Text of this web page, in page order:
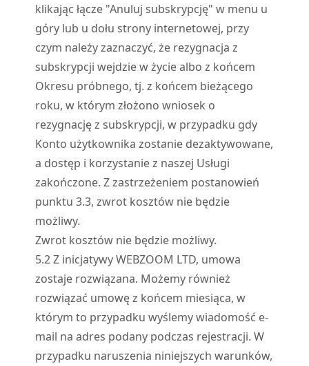
klikając łącze "Anuluj subskrypcję" w menu u
góry lub u dołu strony internetowej, przy
czym należy zaznaczyć, że rezygnacja z
subskrypcji wejdzie w życie albo z końcem
Okresu próbnego, tj. z końcem bieżącego
roku, w którym złożono wniosek o
rezygnację z subskrypcji, w przypadku gdy
Konto użytkownika zostanie dezaktywowane,
a dostęp i korzystanie z naszej Usługi
zakończone. Z zastrzeżeniem postanowień
punktu 3.3, zwrot kosztów nie będzie
możliwy.
Zwrot kosztów nie będzie możliwy.
5.2Z inicjatywy WEBZOOM LTD, umowa
zostaje rozwiązana. Możemy również
rozwiązać umowę z końcem miesiąca, w
którym to przypadku wyślemy wiadomość e-
mail na adres podany podczas rejestracji. W
przypadku naruszenia niniejszych warunków,